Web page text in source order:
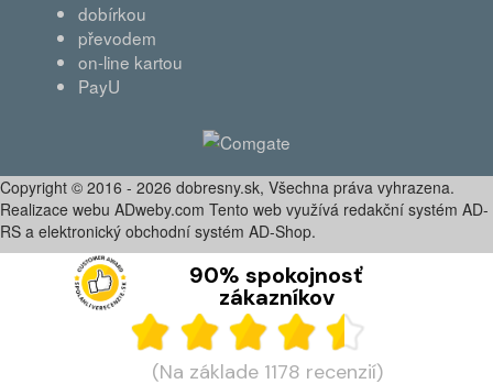
dobírkou
převodem
on-line kartou
PayU
Copyright © 2016 - 2026 dobresny.sk, Všechna práva vyhrazena.
Realizace webu ADweby.com Tento web využívá redakční systém AD-
RS a elektronický obchodní systém AD-Shop.
90% spokojnosť
zákazníkov
(Na základe 1178 recenzií)